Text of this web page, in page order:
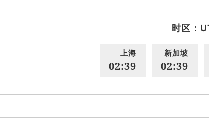
时区：
上海
02:39
新加坡
02:39